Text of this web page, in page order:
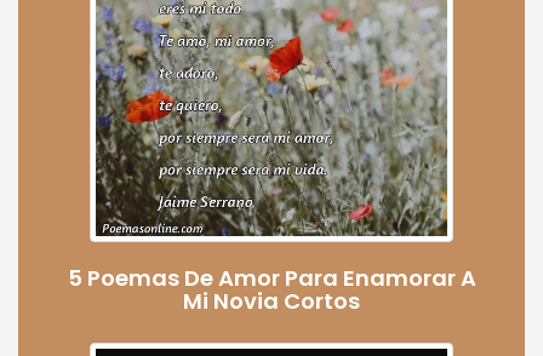
5 Poemas De Amor Para Enamorar A
Mi Novia Cortos